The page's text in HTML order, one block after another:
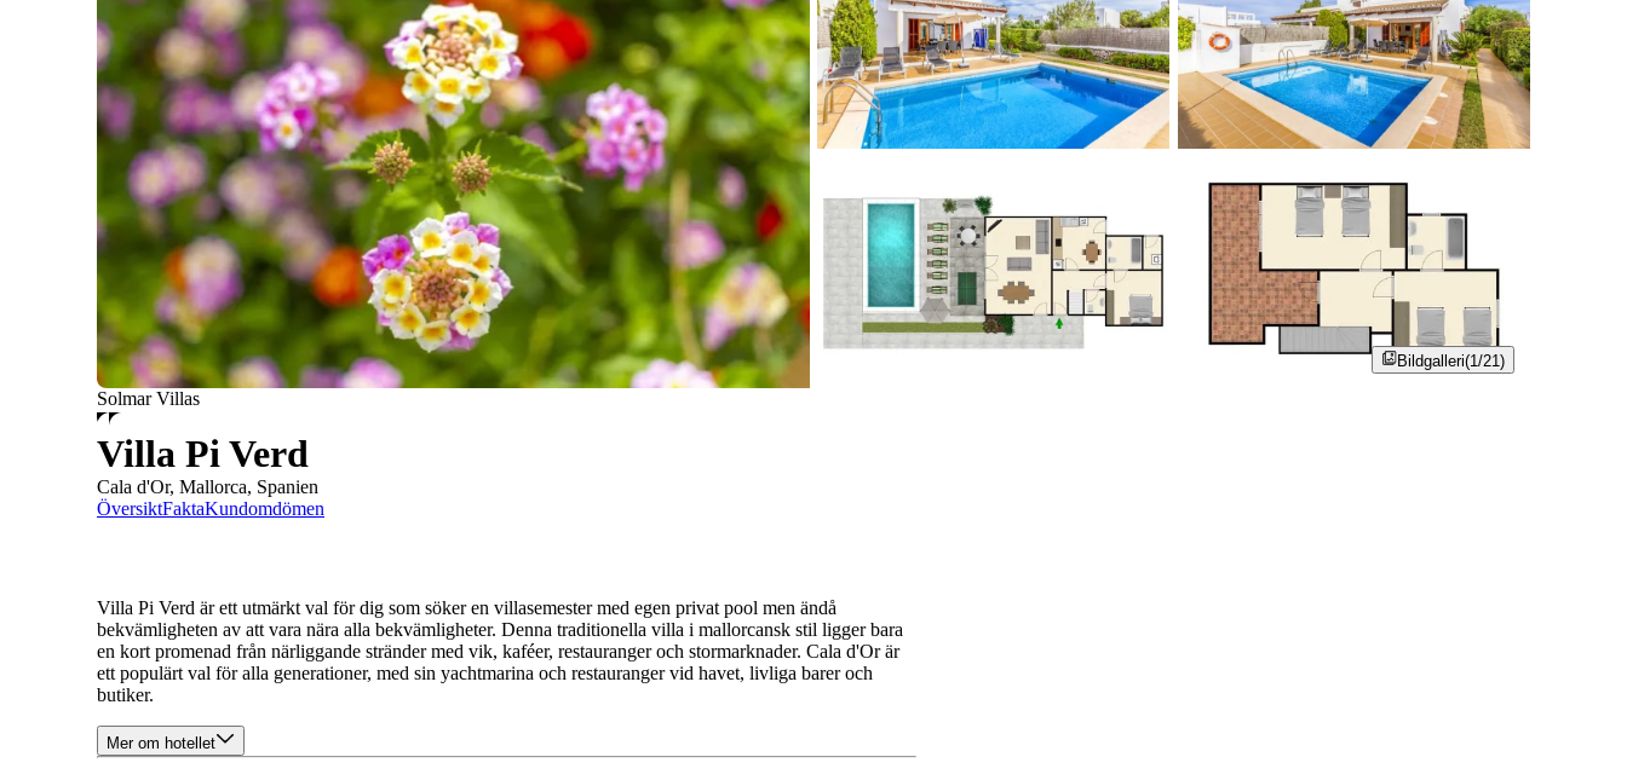
Bildgalleri(1/21)
Solmar Villas
Villa Pi Verd
Cala d'Or, Mallorca, Spanien
ÖversiktFaktaKundomdömen
Villa Pi Verd är ett utmärkt val för dig som söker en villasemester med egen privat pool men ändå
bekvämligheten av att vara nära alla bekvämligheter. Denna traditionella villa i mallorcansk stil ligger bara
en kort promenad från närliggande stränder med vik, kaféer, restauranger och stormarknader. Cala d'Or är
ett populärt val för alla generationer, med sin yachtmarina och restauranger vid havet, livliga barer och
butiker.
Mer om hotellet